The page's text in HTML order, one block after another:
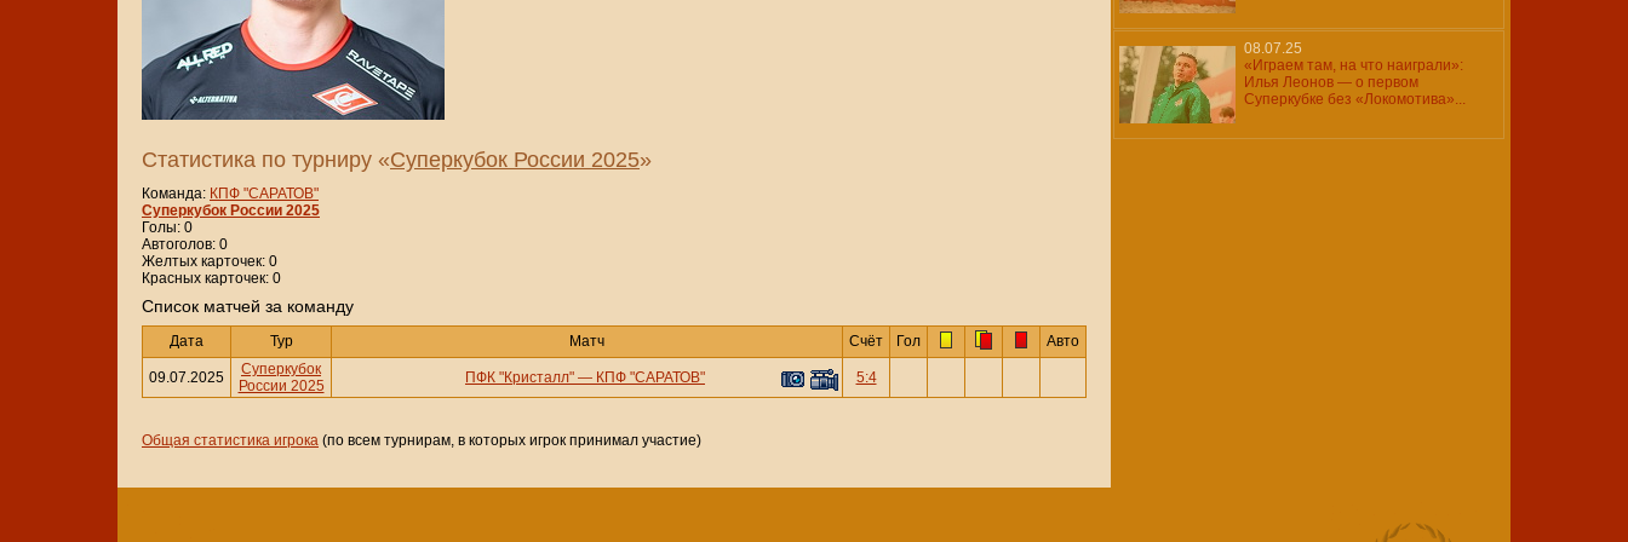
Статистика по турниру «Суперкубок России 2025»
Команда: КПФ "САРАТОВ"
Суперкубок России 2025
Голы: 0
Автоголов: 0
Желтых карточек: 0
Красных карточек: 0
Cписок матчей за команду
Дата Тур Матч Счёт Гол Авто
09.07.2025
Суперкубок
России 2025
ПФК "Кристалл" — КПФ "САРАТОВ" 5:4
Общая статистика игрока (по всем турнирам, в которых игрок принимал участие)
08.07.25
«Играем там, на что наиграли»:
Илья Леонов — о первом
Суперкубке без «Локомотива»...